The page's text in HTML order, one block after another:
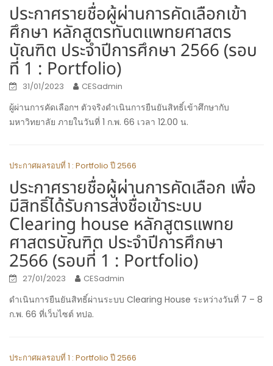
ประกาศรายชื่อผู้ผ่านการคัดเลือกเข้า
ศึกษา หลักสูตรทันตแพทยศาสตร
บัณฑิต ประจำปีการศึกษา 2566 (รอบ
ที่ 1 : Portfolio)
31/01/2023 CESadmin
ผู้ผ่านการคัดเลือกฯ ตัวจริงดำเนินการยืนยันสิทธิ์เข้าศึกษากับ
มหาวิทยาลัย ภายในวันที่ 1 ก.พ. 66 เวลา 12.00 น.
ประกาศผลรอบที่ 1 : Portfolio ปี 2566
ประกาศรายชื่อผู้ผ่านการคัดเลือก เพื่อ
มีสิทธิ์ได้รับการส่งชื่อเข้าระบบ
Clearing house หลักสูตรแพทย
ศาสตรบัณฑิต ประจำปีการศึกษา
2566 (รอบที่ 1 : Portfolio)
27/01/2023 CESadmin
ดำเนินการยืนยันสิทธิ์ผ่านระบบ Clearing House ระหว่างวันที่ 7 – 8
ก.พ. 66 ที่เว็บไซต์ ทปอ.
ประกาศผลรอบที่ 1 : Portfolio ปี 2566